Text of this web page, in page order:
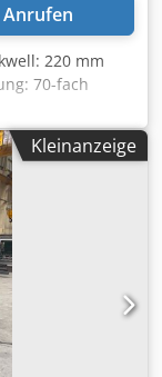
Anrufen
220 mm
70-fach
mm
0,25 t
nach
am
Einstellung,
Kleinanzeige